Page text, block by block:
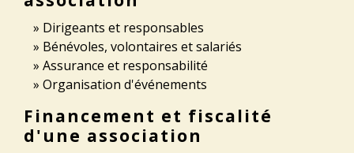
Dirigeants et responsables
Bénévoles, volontaires et salariés
Assurance et responsabilité
Organisation d'événements
Financement et fiscalité
d'une association